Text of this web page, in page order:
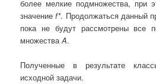
более мелкие подмножества, при
значениеf*. Продолжаться данный
пока не будут рассмотрены все
множестваA.
Полученные в результате
исходной задачи.